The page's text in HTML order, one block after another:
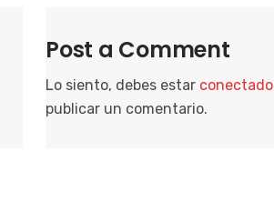
Post a Comment
Lo siento, debes estar conectado
publicar un comentario.